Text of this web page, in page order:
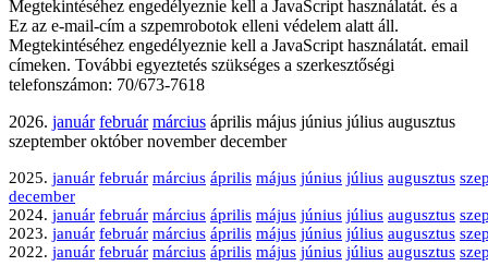
Megtekintéséhez engedélyeznie kell a JavaScript használatát. és a
Ez az e-mail-cím a szpemrobotok elleni védelem alatt áll.
Megtekintéséhez engedélyeznie kell a JavaScript használatát. email
címeken. További egyeztetés szükséges a szerkesztőségi
telefonszámon: 70/673-7618
2026. január február március április május június július augusztus
szeptember október november december
2025. január február március április május június július augusztus
december
2024. január február március április május június július augusztus
2023. január február március április május június július augusztus
2022. január február március április május június július augusztus